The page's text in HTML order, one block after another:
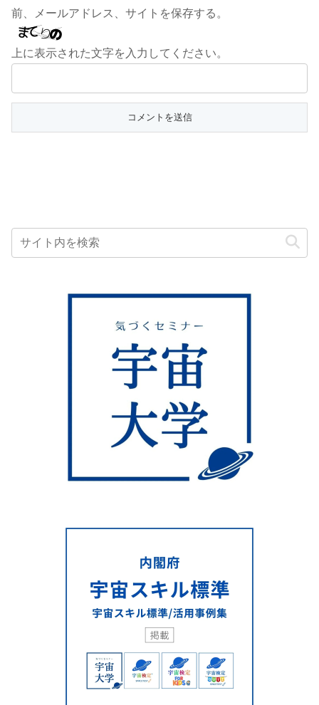
前、メールアドレス、サイトを保存する。
上に表示された文字を入力してください。